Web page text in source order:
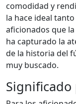
comodidad y
la hace ideal
aficionados que
ha capturado la
de la historia del
muy buscado.
Significado